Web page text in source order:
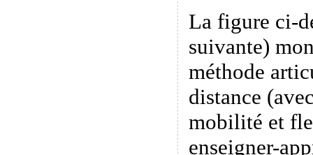
La figure ci-
suivante)
méthode
distance
mobilité et
enseigner-